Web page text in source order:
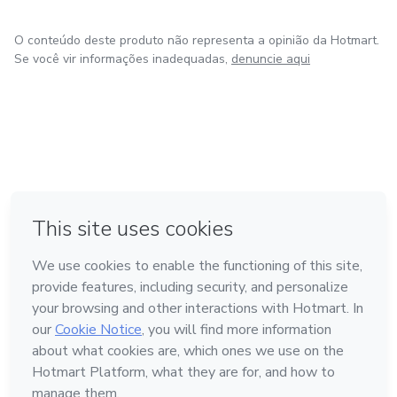
O conteúdo deste produto não representa a opinião da Hotmart.
Se você vir informações inadequadas, denuncie aqui
Feito com ❤ em Bogotá
Conheça a Hotmart
Idioma
Português